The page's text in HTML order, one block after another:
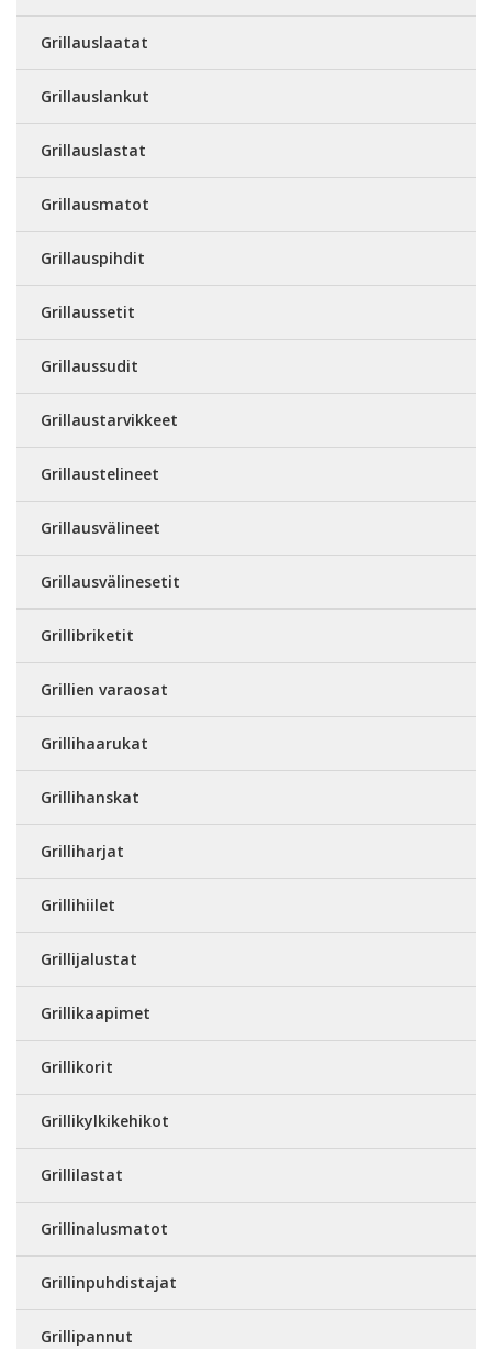
Grillauslaatat
Grillauslankut
Grillauslastat
Grillausmatot
Grillauspihdit
Grillaussetit
Grillaussudit
Grillaustarvikkeet
Grillaustelineet
Grillausvälineet
Grillausvälinesetit
Grillibriketit
Grillien varaosat
Grillihaarukat
Grillihanskat
Grilliharjat
Grillihiilet
Grillijalustat
Grillikaapimet
Grillikorit
Grillikylkikehikot
Grillilastat
Grillinalusmatot
Grillinpuhdistajat
Grillipannut